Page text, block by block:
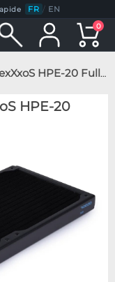
FR / EN
0
HPE-20 Full Cuivre 280
HPE-20